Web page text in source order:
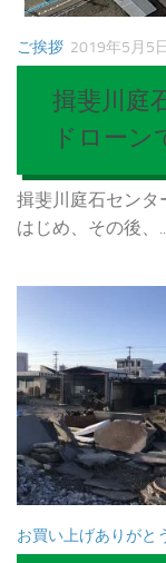
ご挨拶 2019年5月5日
揖斐川庭
ドローン
揖斐川庭石センタ
はじめ、その後、
お買い上げありがと